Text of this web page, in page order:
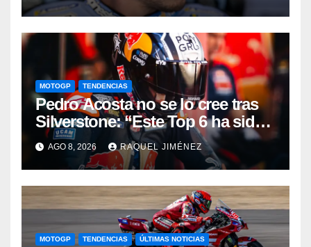
MOTOGP TENDENCIAS
Pedro Acosta no se lo cree tras
Silverstone: “Este Top 6 ha sido
una sorpresa”
AGO 8, 2026 RAQUEL JIMÉNEZ
MOTOGP TENDENCIAS ÚLTIMAS NOTICIAS